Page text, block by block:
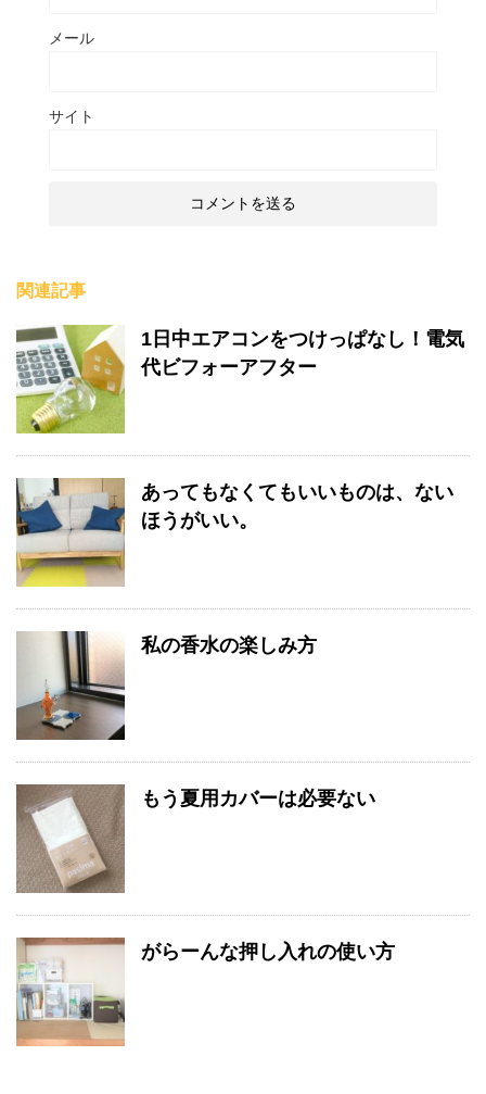
メール
サイト
関連記事
1日中エアコンをつけっぱなし！電気
代ビフォーアフター
あってもなくてもいいものは、ない
ほうがいい。
私の香水の楽しみ方
もう夏用カバーは必要ない
がらーんな押し入れの使い方